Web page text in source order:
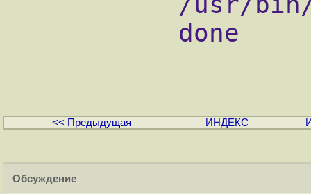
<< Предыдущая ИНДЕКС
Обсуждение